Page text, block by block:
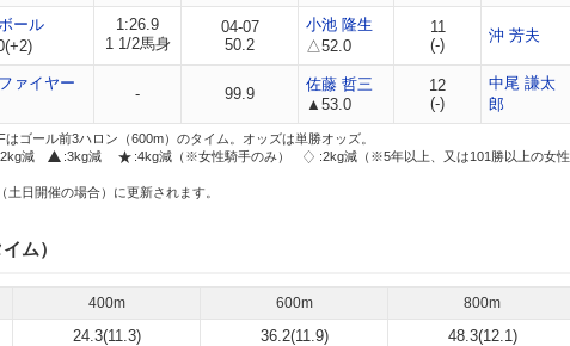
ール
1:26.9
1 1/2馬身
04-07
50.2
小池 隆生
△52.0
11
(-)
沖 芳夫
ァイヤー
- 99.9
佐藤 哲三
▲53.0
12
(-)
中尾 謙太
郎
ゴール前3ハロン（600m）のタイム。オッズは単勝オッズ。
減 :3kg減 :4kg減（※女性騎手のみ）
:2kg減（※5年以上、又は101勝以上の女性
日開催の場合）に更新されます。
ム）
400m 600m 800m
24.3(11.3) 36.2(11.9) 48.3(12.1)